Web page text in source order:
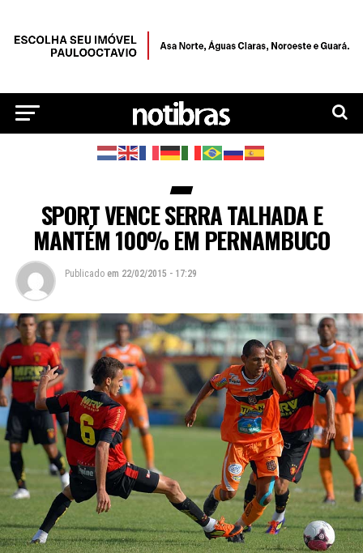
SPORT VENCE SERRA TALHADA E
MANTÉM 100% EM PERNAMBUCO
Publicado em 22/02/2015 - 17:29